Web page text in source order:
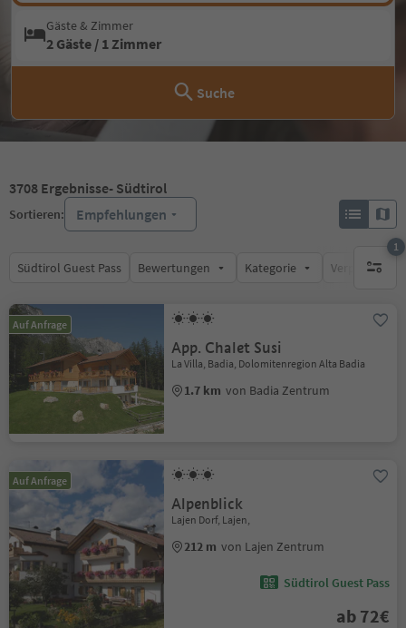
Gäste & Zimmer
2 Gäste / 1 Zimmer
Suche
3708 Ergebnisse- Südtirol
Sortieren: Empfehlungen
Südtirol Guest Pass Bewertungen Kategorie
1
1
Auf Anfrage
App. Chalet Susi
La Villa, Badia, Dolomitenregion Alta Badia
1.7 km von Badia Zentrum
Auf Anfrage
Alpenblick
Lajen Dorf, Lajen,
212 m von Lajen Zentrum
Südtirol Guest Pass
ab 72€